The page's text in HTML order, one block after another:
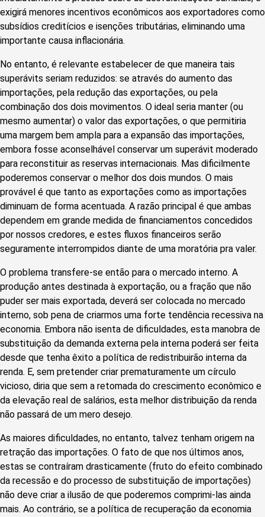
exigirá menores incentivos econômicos aos exportadores como
subsídios creditícios e isenções tributárias, eliminando uma
importante causa inflacionária.
No entanto, é relevante estabelecer de que maneira tais
superávits seriam reduzidos: se através do aumento das
importações, pela redução das exportações, ou pela
combinação dos dois movimentos. O ideal seria manter (ou
mesmo aumentar) o valor das exportações, o que permitiria
uma margem bem ampla para a expansão das importações,
embora fosse aconselhável conservar um superávit moderado
para reconstituir as reservas internacionais. Mas dificilmente
poderemos conservar o melhor dos dois mundos. O mais
provável é que tanto as exportações como as importações
diminuam de forma acentuada. A razão principal é que ambas
dependem em grande medida de financiamentos concedidos
por nossos credores, e estes fluxos financeiros serão
seguramente interrompidos diante de uma moratória pra valer.
O problema transfere-se então para o mercado interno. A
produção antes destinada à exportação, ou a fração que não
puder ser mais exportada, deverá ser colocada no mercado
interno, sob pena de criarmos uma forte tendência recessiva na
economia. Embora não isenta de dificuldades, esta manobra de
substituição da demanda externa pela interna poderá ser feita
desde que tenha êxito a política de redistribuirão interna da
renda. E, sem pretender criar prematuramente um círculo
vicioso, diria que sem a retomada do crescimento econômico e
da elevação real de salários, esta melhor distribuição da renda
não passará de um mero desejo.
As maiores dificuldades, no entanto, talvez tenham origem na
retração das importações. O fato de que nos últimos anos,
estas se contraíram drasticamente (fruto do efeito combinado
da recessão e do processo de substituição de importações)
não deve criar a ilusão de que poderemos comprimi-las ainda
mais. Ao contrário, se a política de recuperação da economia